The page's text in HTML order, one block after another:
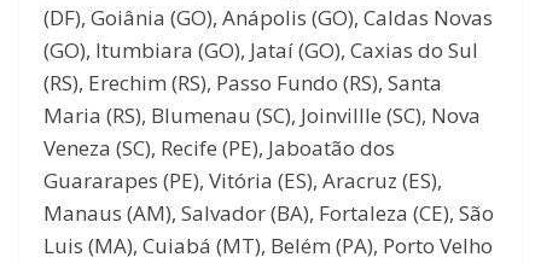
(DF), Goiânia (GO), Anápolis (GO), Caldas Novas
(GO), Itumbiara (GO), Jataí (GO), Caxias do Sul
(RS), Erechim (RS), Passo Fundo (RS), Santa
Maria (RS), Blumenau (SC), Joinvillle (SC), Nova
Veneza (SC), Recife (PE), Jaboatão dos
Guararapes (PE), Vitória (ES), Aracruz (ES),
Manaus (AM), Salvador (BA), Fortaleza (CE), São
Luis (MA), Cuiabá (MT), Belém (PA), Porto Velho